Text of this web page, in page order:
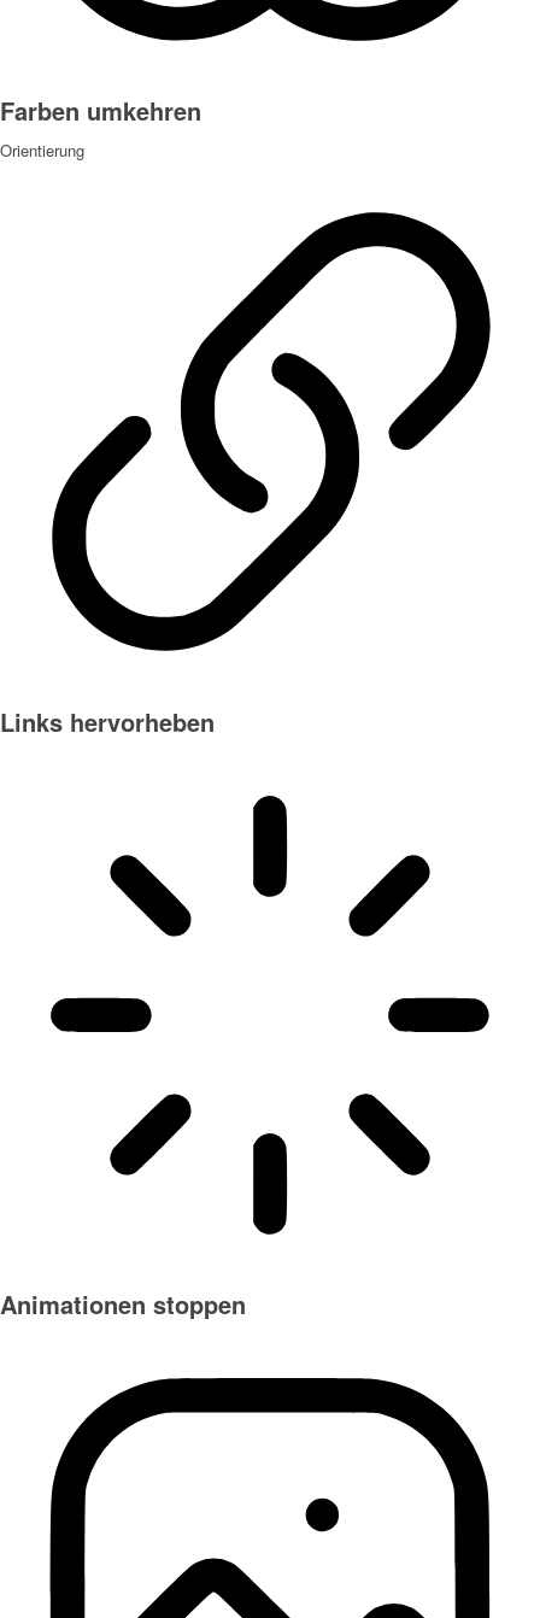
Farben umkehren
Orientierung
Links hervorheben
Animationen stoppen